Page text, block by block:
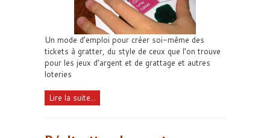
Un mode d’emploi pour créer soi-même des
tickets à gratter, du style de ceux que l’on trouve
pour les jeux d’argent et de grattage et autres
loteries
Lire la suite...